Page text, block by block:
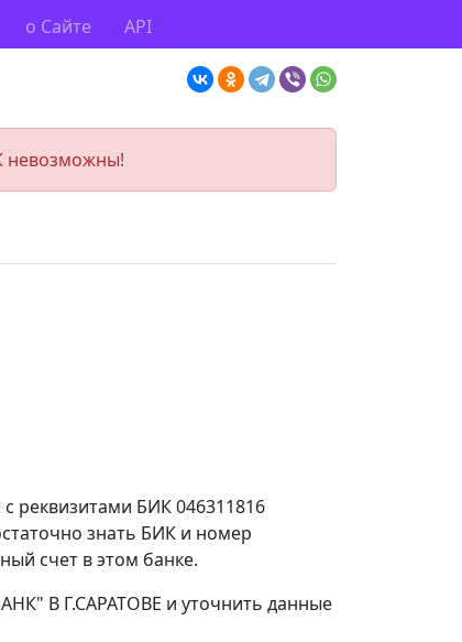
о Сайте API
невозможны!
реквизитами БИК 046311816
знать БИК и номер
счет в этом банке.
В Г.САРАТОВЕ и уточнить данные